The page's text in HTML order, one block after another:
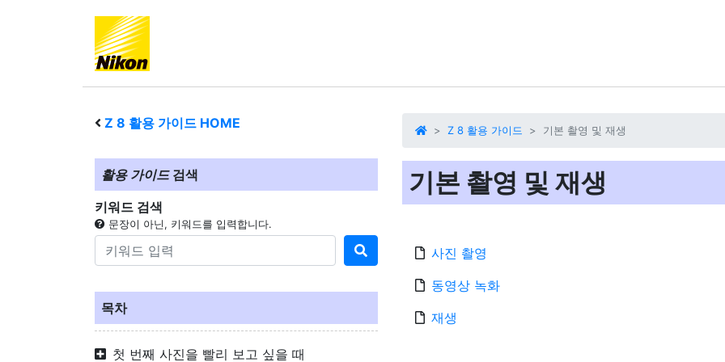
Z 8 활용 가이드 HOME
활용 가이드검색
키워드 검색
문장이 아닌, 키워드를 입력합니다.
목차
첫 번째 사진을 빨리 보고 싶을 때
Z 8 활용 가이드 기본 촬영 및 재생
기본 촬영 및 재생
사진 촬영
동영상 녹화
재생